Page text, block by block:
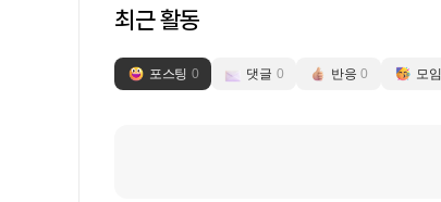
최근 활동
포스팅 0 댓글 0 반응 0 모임